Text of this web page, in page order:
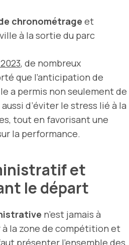
chronométrage et
à la sortie du parc
, de nombreux
que l’anticipation de
a permis non seulement de
d’éviter le stress lié à la
tout en favorisant une
la performance.
et
le départ
n’est jamais à
à la zone de compétition et
présenter l’ensemble des